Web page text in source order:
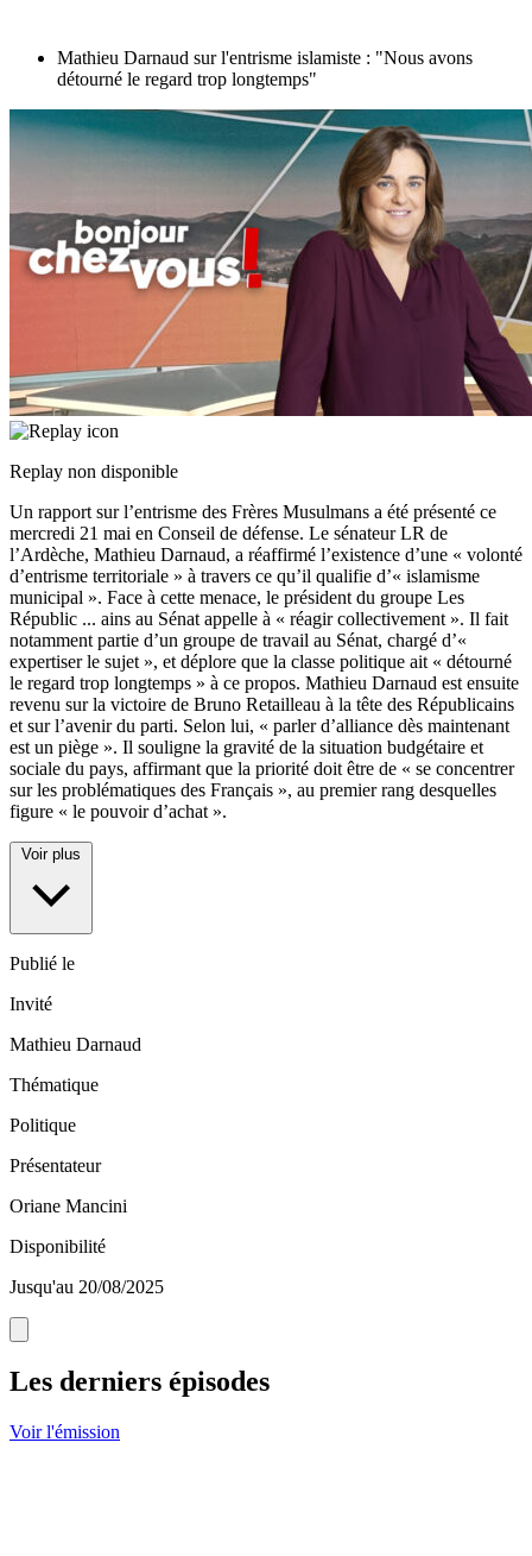
Mathieu Darnaud sur l'entrisme islamiste : "Nous avons
détourné le regard trop longtemps"
Replay non disponible
Un rapport sur l’entrisme des Frères Musulmans a été présenté ce
mercredi 21 mai en Conseil de défense. Le sénateur LR de
l’Ardèche, Mathieu Darnaud, a réaffirmé l’existence d’une « volonté
d’entrisme territoriale » à travers ce qu’il qualifie d’« islamisme
municipal ». Face à cette menace, le président du groupe Les
Républic ... ains au Sénat appelle à « réagir collectivement ». Il fait
notamment partie d’un groupe de travail au Sénat, chargé d’«
expertiser le sujet », et déplore que la classe politique ait « détourné
le regard trop longtemps » à ce propos. Mathieu Darnaud est ensuite
revenu sur la victoire de Bruno Retailleau à la tête des Républicains
et sur l’avenir du parti. Selon lui, « parler d’alliance dès maintenant
est un piège ». Il souligne la gravité de la situation budgétaire et
sociale du pays, affirmant que la priorité doit être de « se concentrer
sur les problématiques des Français », au premier rang desquelles
figure « le pouvoir d’achat ».
Voir plus
Publié le
Invité
Mathieu Darnaud
Thématique
Politique
Présentateur
Oriane Mancini
Disponibilité
Jusqu'au 20/08/2025
Les derniers épisodes
Voir l'émission